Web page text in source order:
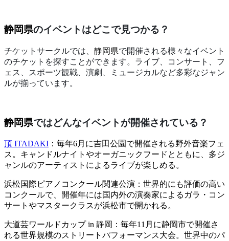
静岡県のイベントはどこで見つかる？
チケットサークルでは、 静岡県で開催される様々なイベント
のチケットを探すことができます。ライブ、コンサート、フ
ェス、スポーツ観戦、演劇、ミュージカルなど多彩なジャン
ルが揃っています。
静岡県ではどんなイベントが開催されている？
頂 ITADAKI ：毎年6月に吉田公園で開催される野外音楽フェ
ス。キャンドルナイトやオーガニックフードとともに、多ジ
ャンルのアーティストによるライブが楽しめる。
浜松国際ピアノコンクール関連公演：世界的にも評価の高い
コンクールで、開催年には国内外の演奏家によるガラ・コン
サートやマスタークラスが浜松市で開かれる。
大道芸ワールドカップ in 静岡：毎年11月に静岡市で開催さ
れる世界規模のストリートパフォーマンス大会。世界中のパ